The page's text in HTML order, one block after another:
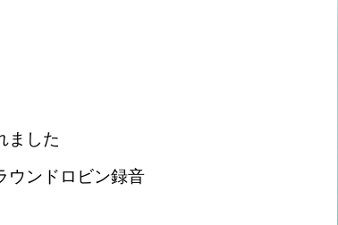
ました
ウンドロビン録音